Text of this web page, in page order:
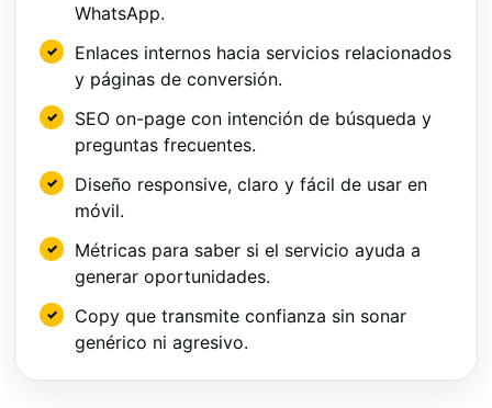
WhatsApp.
Enlaces internos hacia servicios relacionados
y páginas de conversión.
SEO on-page con intención de búsqueda y
preguntas frecuentes.
Diseño responsive, claro y fácil de usar en
móvil.
Métricas para saber si el servicio ayuda a
generar oportunidades.
Copy que transmite confianza sin sonar
genérico ni agresivo.